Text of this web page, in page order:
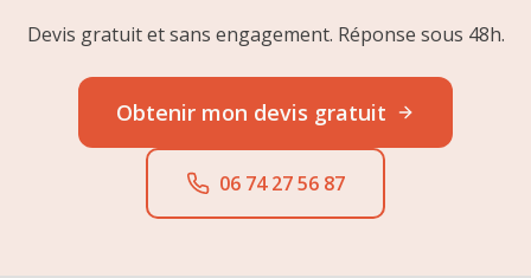
Devis gratuit et sans engagement. Réponse sous 48h.
Obtenir mon devis gratuit
06 74 27 56 87